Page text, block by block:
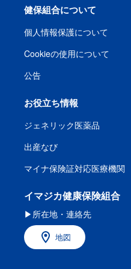
健保組合について
個人情報保護について
Cookieの使用について
公告
お役立ち情報
ジェネリック医薬品
出産なび
マイナ保険証対応医療機関
イマジカ健康保険組合
▶所在地・連絡先
地図